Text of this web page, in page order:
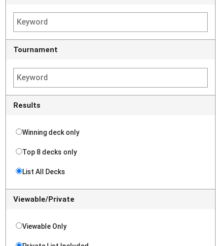
Tournament
Results
Winning deck only
Top 8 decks only
List All Decks
Viewable/Private
Viewable Only